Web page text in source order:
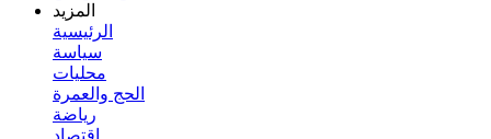
المزيد
الرئيسية
سياسة
محليات
الحج والعمرة
رياضة